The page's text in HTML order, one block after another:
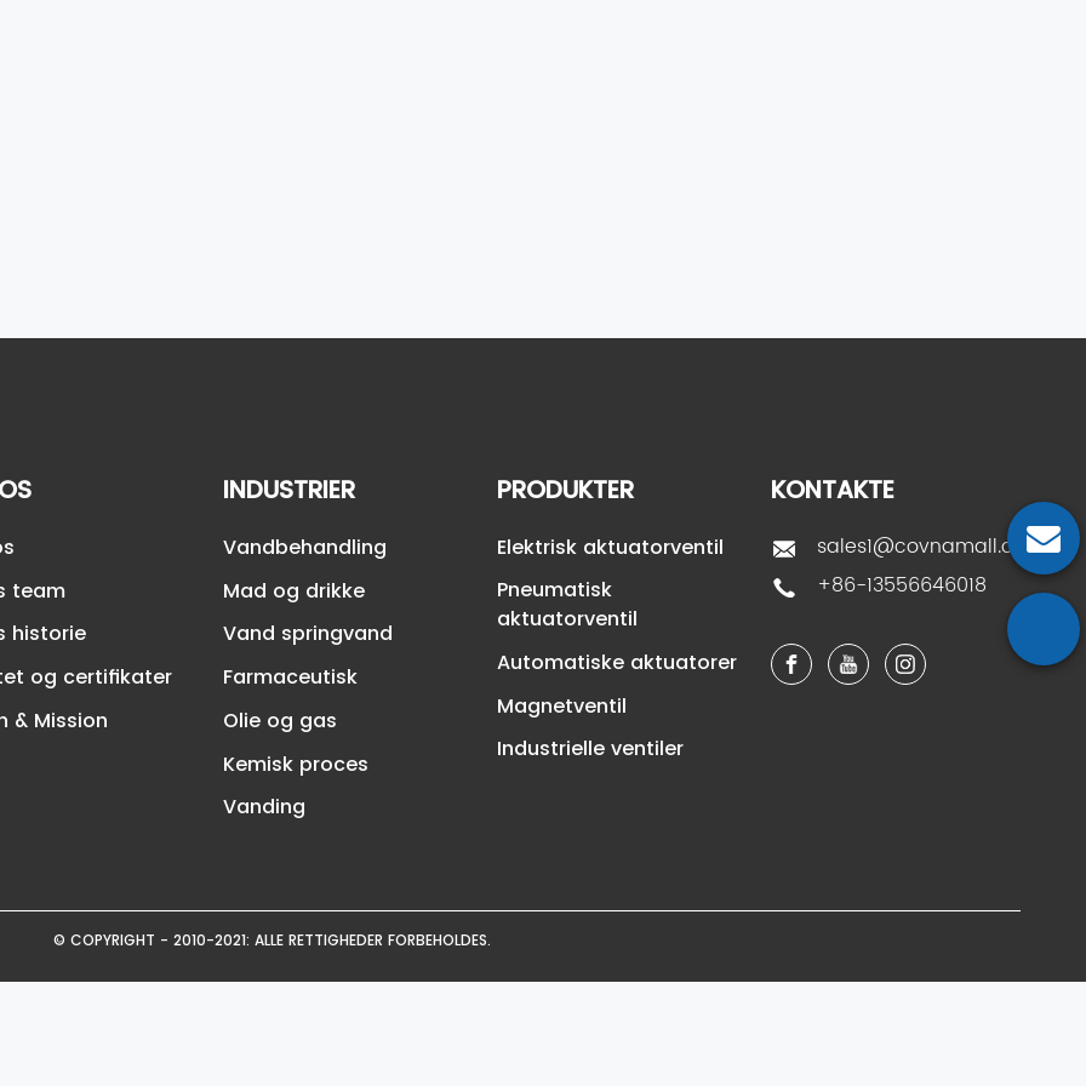
team
historie
og certifikater
& Mission
INDUSTRIER
Vandbehandling
Mad og drikke
Vand springvand
Farmaceutisk
Olie og gas
Kemisk proces
Vanding
PRODUKTER
Elektrisk aktuatorventil
Pneumatisk
aktuatorventil
Automatiske aktuatorer
Magnetventil
Industrielle ventiler
KONTAKTE
sales1@covnamall.com
+86-13556646018
© COPYRIGHT - 2010-2021: ALLE RETTIGHEDER FORBEHOLDES.